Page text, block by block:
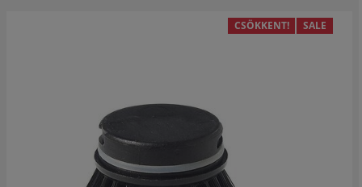
CSÖKKENT! SALE